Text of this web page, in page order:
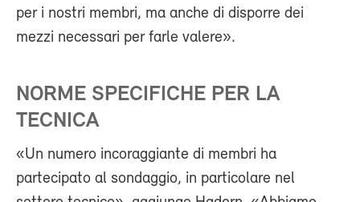
per i nostri membri, ma anche di disporre dei
mezzi necessari per farle valere».
NORME SPECIFICHE PER LA
TECNICA
«Un numero incoraggiante di membri ha
partecipato al sondaggio, in particolare nel